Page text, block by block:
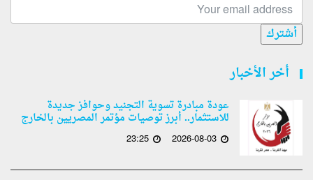
أشترك
أخر الأخبار
عودة مبادرة تسوية التجنيد وحوافز جديدة
للاستثمار.. أبرز توصيات مؤتمر المصريين بالخارج
2026-08-03
23:25